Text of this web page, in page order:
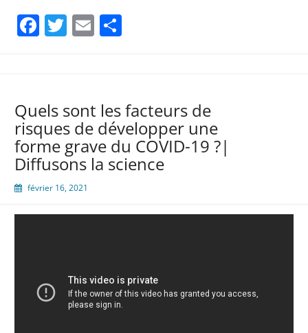
Facebook
Twitter
Email
Quels sont les facteurs de
risques de développer une
forme grave du COVID-19 ?|
Diffusons la science
février 16, 2021